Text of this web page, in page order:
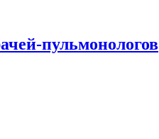
пульмонологов